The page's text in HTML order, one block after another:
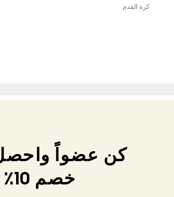
كرة القدم
كن عضواً
خصم 10٪